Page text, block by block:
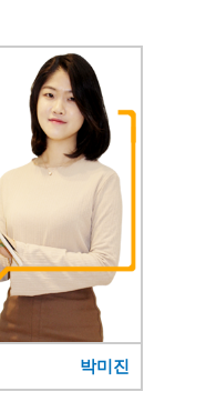
박미진